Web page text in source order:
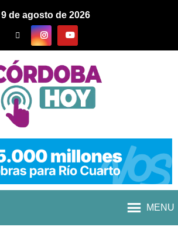
9 de agosto de 2026
MENU